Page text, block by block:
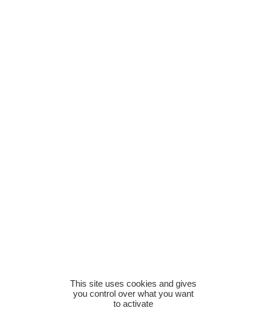
This site uses cookies and gives
you control over what you want
to activate